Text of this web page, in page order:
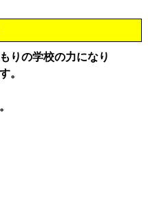
りの学校の力になり
。